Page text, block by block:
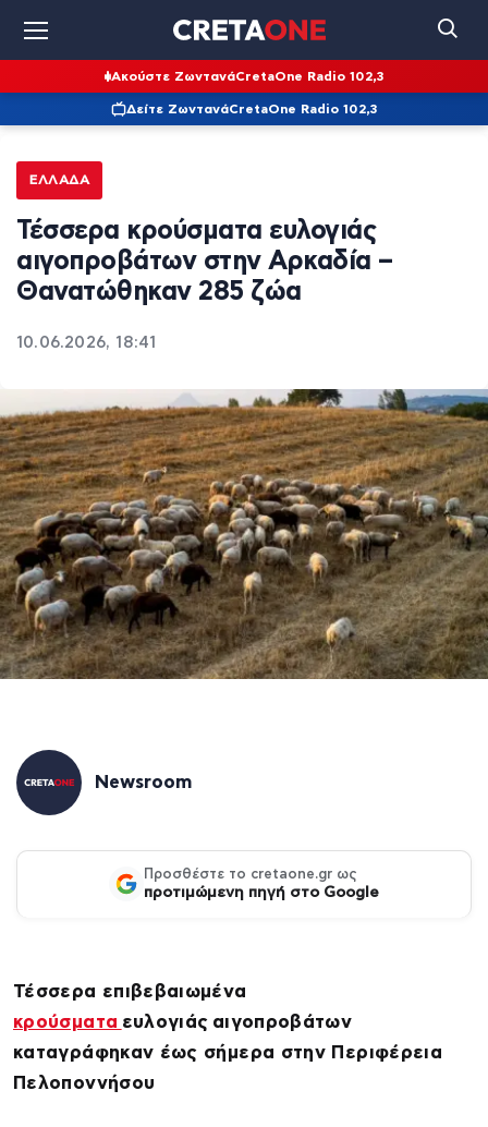
Ακούστε ΖωντανάCretaOne Radio 102,3
Δείτε ΖωντανάCretaOne Radio 102,3
ΕΛΛΆΔΑ
Τέσσερα κρούσματα ευλογιάς
αιγοπροβάτων στην Αρκαδία –
Θανατώθηκαν 285 ζώα
10.06.2026, 18:41
Newsroom
Προσθέστε το cretaone.gr ως
προτιμώμενη πηγή στο Google
Τέσσερα επιβεβαιωμένα
κρούσματα ευλογιάς αιγοπροβάτων
καταγράφηκαν έως σήμερα στην Περιφέρεια
Πελοποννήσου